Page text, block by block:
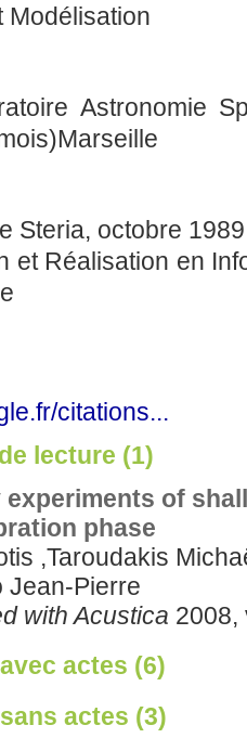
Modélisation
Astronomie
Steria, octobre
et Réalisation en
citations...
lecture (1)
experiments of
phase
,Taroudakis
Jean-Pierre
with Acustica 2008,
actes (6)
actes (3)